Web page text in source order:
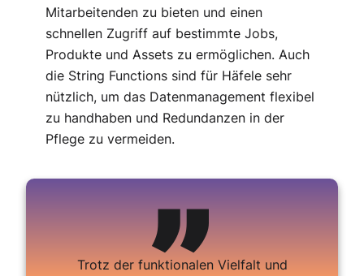
Mitarbeitenden zu bieten und einen
schnellen Zugriff auf bestimmte Jobs,
Produkte und Assets zu ermöglichen. Auch
die String Functions sind für Häfele sehr
nützlich, um das Datenmanagement flexibel
zu handhaben und Redundanzen in der
Pflege zu vermeiden.
Trotz der funktionalen Vielfalt und